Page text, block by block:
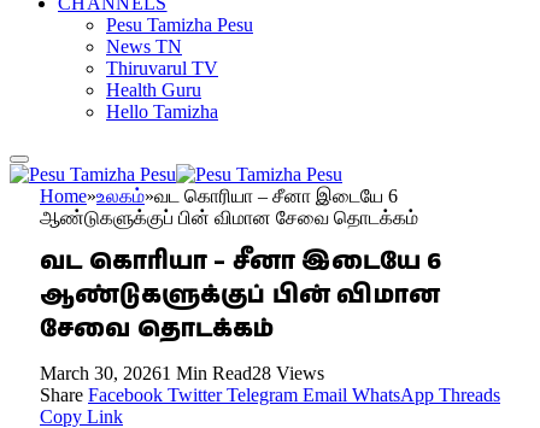
Pesu Tamizha Pesu
News TN
Thiruvarul TV
Health Guru
Hello Tamizha
Home»உலகம்»வட கொரியா – சீனா இடையே 6
ஆண்டுகளுக்குப் பின் விமான சேவை தொடக்கம்
வட கொரியா – சீனா இடையே 6
ஆண்டுகளுக்குப் பின் விமான
சேவை தொடக்கம்
March 30, 20261 Min Read28 Views
Share Facebook Twitter Telegram Email WhatsApp Threads
Copy Link